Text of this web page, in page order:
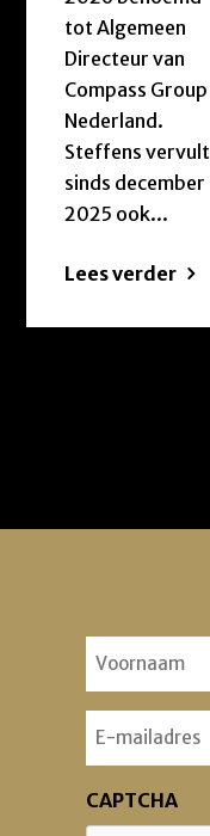
tot Algemeen
Directeur van
Compass Group
Nederland.
Steffens vervult
sinds december
2025 ook...
Lees verder
Voornaam
Email
CAPTCHA